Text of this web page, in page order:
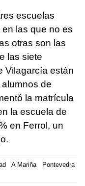
escuelas
las que no es
otras son las
las siete
Vilagarcía están
de
la matrícula
la escuela de
en Ferrol, un
A Mariña
Pontevedra